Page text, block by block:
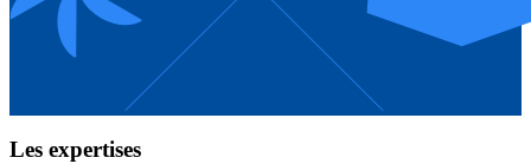
Les expertises